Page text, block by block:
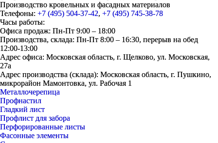
Производство кровельных и фасадных материалов
Телефоны: +7 (495) 504-37-42, +7 (495) 745-38-78
Часы работы:
Офиса продаж: Пн-Пт 9:00 – 18:00
Производства, склада: Пн-Пт 8:00 – 16:30, перерыв на обед
12:00-13:00
Адрес офиса: Московская область, г. Щелково, ул. Московская,
27а
Адрес производства (склада): Московская область, г. Пушкино,
микрорайон Мамонтовка, ул. Рабочая 1
Металлочерепица
Профнастил
Гладкий лист
Профлист для забора
Перфорированные листы
Фасонные элементы